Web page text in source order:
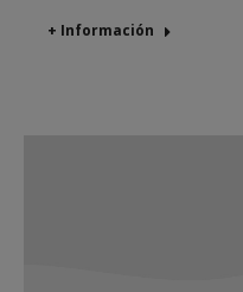
+ Información